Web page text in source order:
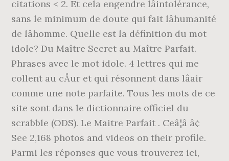
citations < 2. Et cela engendre lâintolérance,
sans le minimum de doute qui fait lâhumanité
de lâhomme. Quelle est la définition du mot
idole? Du Maître Secret au Maître Parfait.
Phrases avec le mot idole. 4 lettres qui me
collent au cÅur et qui résonnent dans lâair
comme une note parfaite. Tous les mots de ce
site sont dans le dictionnaire officiel du
scrabble (ODS). Le Maitre Parfait . Ceâ¦â â¢
See 2,168 photos and videos on their profile.
Parmi les réponses que vous trouverez ici,